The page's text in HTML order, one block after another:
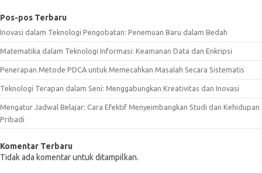
Pos-pos Terbaru
Inovasi dalam Teknologi Pengobatan: Penemuan Baru dalam Bedah
Matematika dalam Teknologi Informasi: Keamanan Data dan Enkripsi
Penerapan Metode PDCA untuk Memecahkan Masalah Secara Sistematis
Teknologi Terapan dalam Seni: Menggabungkan Kreativitas dan Inovasi
Mengatur Jadwal Belajar: Cara Efektif Menyeimbangkan Studi dan Kehidupan
Pribadi
Komentar Terbaru
Tidak ada komentar untuk ditampilkan.